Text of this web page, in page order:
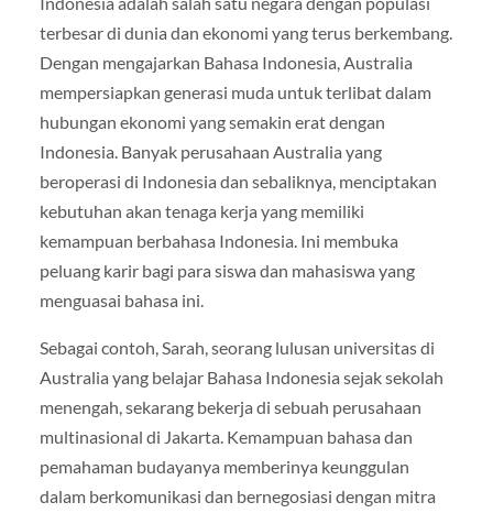
terbesar di dunia dan ekonomi yang terus berkembang.
Dengan mengajarkan Bahasa Indonesia, Australia
mempersiapkan generasi muda untuk terlibat dalam
hubungan ekonomi yang semakin erat dengan
Indonesia. Banyak perusahaan Australia yang
beroperasi di Indonesia dan sebaliknya, menciptakan
kebutuhan akan tenaga kerja yang memiliki
kemampuan berbahasa Indonesia. Ini membuka
peluang karir bagi para siswa dan mahasiswa yang
menguasai bahasa ini.
Sebagai contoh, Sarah, seorang lulusan universitas di
Australia yang belajar Bahasa Indonesia sejak sekolah
menengah, sekarang bekerja di sebuah perusahaan
multinasional di Jakarta. Kemampuan bahasa dan
pemahaman budayanya memberinya keunggulan
dalam berkomunikasi dan bernegosiasi dengan mitra